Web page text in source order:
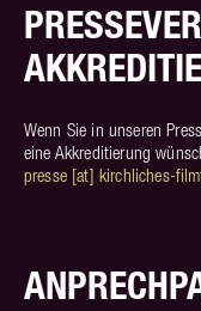
Wenn Sie in unseren
eine Akkreditierung
presse [at] kirchliches-